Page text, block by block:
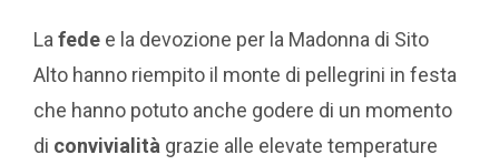
La fede e la devozione per la Madonna di Sito
Alto hanno riempito il monte di pellegrini in festa
che hanno potuto anche godere di un momento
di convivialità grazie alle elevate temperature